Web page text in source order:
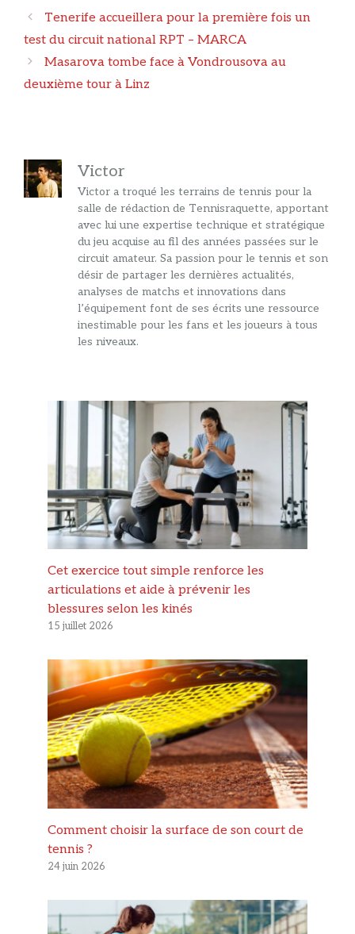
Navigation
des
articles
Tenerife accueillera pour la première fois un
test du circuit national RPT – MARCA
Masarova tombe face à Vondrousova au
deuxième tour à Linz
Victor
Victor a troqué les terrains de tennis pour la
salle de rédaction de Tennisraquette, apportant
avec lui une expertise technique et stratégique
du jeu acquise au fil des années passées sur le
circuit amateur. Sa passion pour le tennis et son
désir de partager les dernières actualités,
analyses de matchs et innovations dans
l’équipement font de ses écrits une ressource
inestimable pour les fans et les joueurs à tous
les niveaux.
Cet exercice tout simple renforce les
articulations et aide à prévenir les
blessures selon les kinés
15 juillet 2026
Comment choisir la surface de son court de
tennis ?
24 juin 2026